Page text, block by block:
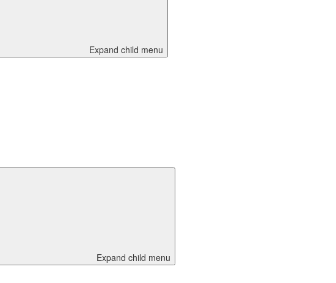
Expand child menu
Expand child menu